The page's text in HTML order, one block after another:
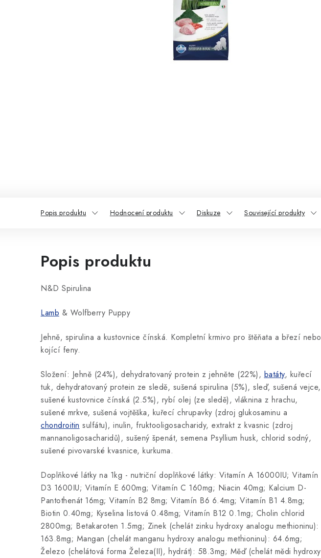
Popis produktu Hodnocení produktu Diskuze Související produkty
Popis produktu
N&D Spirulina
Lamb & Wolfberry Puppy
Jehně, spirulina a kustovnice čínská. Kompletní krmivo pro štěňata a březí nebo
kojící feny.
Složení: Jehně (24%), dehydratovaný protein z jehněte (22%), batáty, kuřecí
tuk, dehydratovaný protein ze sledě, sušená spirulina (5%), sleď, sušená vejce,
sušené kustovnice čínská (2.5%), rybí olej (ze sledě), vláknina z hrachu,
sušené mrkve, sušená vojtěška, kuřecí chrupavky (zdroj glukosaminu a
chondroitin sulfátu), inulin, fruktooligosacharidy, extrakt z kvasnic (zdroj
mannanoligosacharidů), sušený špenát, semena Psyllium husk, chlorid sodný,
sušené pivovarské kvasnice, kurkuma.
Doplňkové látky na 1kg - nutriční doplňkové látky: Vitamín A 16000IU; Vitamín
D3 1600IU; Vitamín E 600mg; Vitamín C 160mg; Niacin 40mg; Kalcium D-
Pantothenát 16mg; Vitamín B2 8mg; Vitamín B6 6.4mg; Vitamín B1 4.8mg;
Biotin 0.40mg; Kyselina listová 0.48mg; Vitamín B12 0.1mg; Cholin chlorid
2800mg; Betakaroten 1.5mg; Zinek (chelát zinku hydroxy analogu methioninu):
163.8mg; Mangan (chelát manganu hydroxy analogu methioninu): 64.6mg;
Železo (chelátová forma Železa(II), hydrát): 58.3mg; Měď (chelát mědi hydroxy